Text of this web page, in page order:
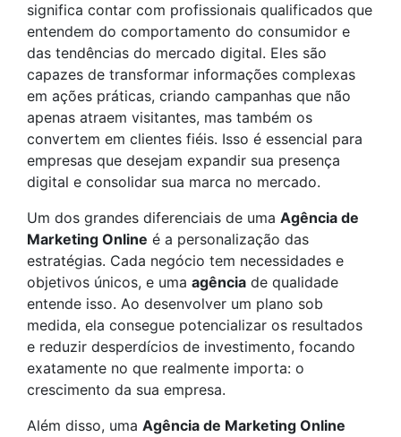
significa contar com profissionais qualificados que
entendem do comportamento do consumidor e
das tendências do mercado digital. Eles são
capazes de transformar informações complexas
em ações práticas, criando campanhas que não
apenas atraem visitantes, mas também os
convertem em clientes fiéis. Isso é essencial para
empresas que desejam expandir sua presença
digital e consolidar sua marca no mercado.
Um dos grandes diferenciais de uma Agência de
Marketing Online é a personalização das
estratégias. Cada negócio tem necessidades e
objetivos únicos, e uma agência de qualidade
entende isso. Ao desenvolver um plano sob
medida, ela consegue potencializar os resultados
e reduzir desperdícios de investimento, focando
exatamente no que realmente importa: o
crescimento da sua empresa.
Além disso, uma Agência de Marketing Online